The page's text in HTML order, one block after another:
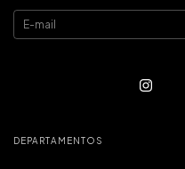
DEPARTAMENTOS